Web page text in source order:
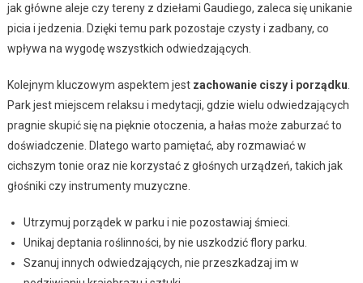
jak główne aleje czy tereny z dziełami Gaudiego, zaleca się unikanie
picia i jedzenia. Dzięki temu park pozostaje czysty i zadbany, co
wpływa na wygodę wszystkich odwiedzających.
Kolejnym kluczowym aspektem jest zachowanie ciszy i porządku
Park jest miejscem relaksu i medytacji, gdzie wielu odwiedzających
pragnie skupić się na pięknie otoczenia, a hałas może zaburzać to
doświadczenie. Dlatego warto pamiętać, aby rozmawiać w
cichszym tonie oraz nie korzystać z głośnych urządzeń, takich jak
głośniki czy instrumenty muzyczne.
Utrzymuj porządek w parku i nie pozostawiaj śmieci.
Unikaj deptania roślinności, by nie uszkodzić flory parku.
Szanuj innych odwiedzających, nie przeszkadzaj im w